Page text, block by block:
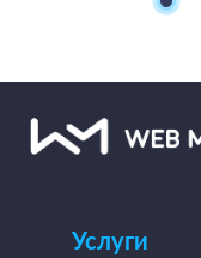
Услуги